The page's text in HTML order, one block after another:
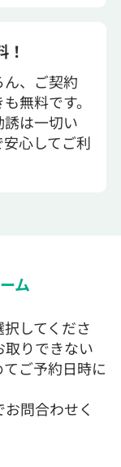
、ご契約
無料です。
は一切い
心してご利
ム
してくださ
りできない
ご予約日時に
問合わせく